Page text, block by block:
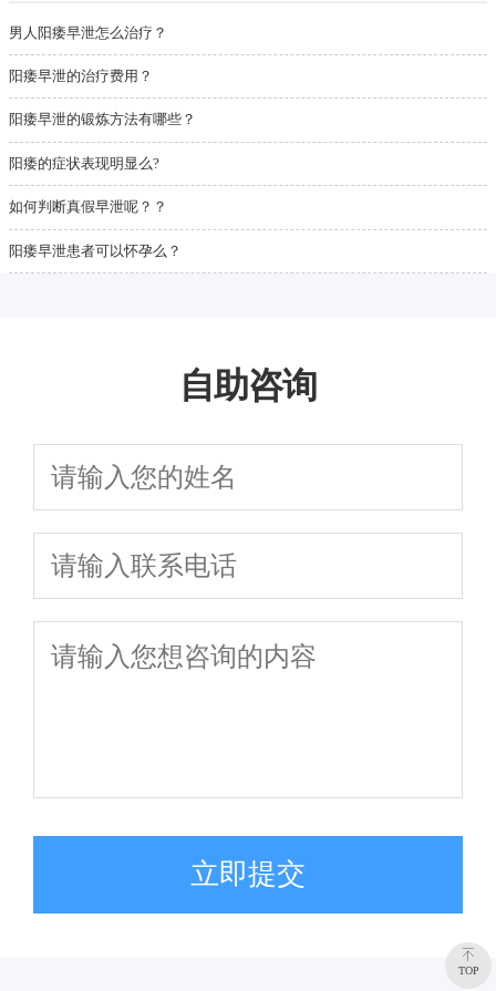
男人阳痿早泄怎么治疗？
阳痿早泄的治疗费用？
阳痿早泄的锻炼方法有哪些？
阳痿的症状表现明显么?
如何判断真假早泄呢？？
阳痿早泄患者可以怀孕么？
自助咨询
立即提交
TOP